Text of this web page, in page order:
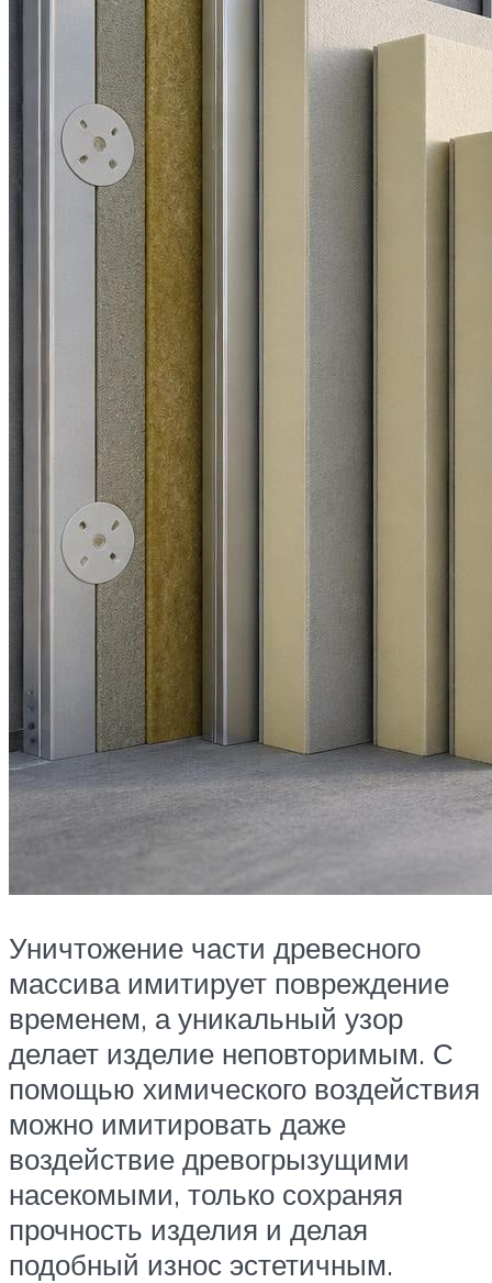
Уничтожение части древесного
массива имитирует повреждение
временем, а уникальный узор
делает изделие неповторимым. С
помощью химического воздействия
можно имитировать даже
воздействие древогрызущими
насекомыми, только сохраняя
прочность изделия и делая
подобный износ эстетичным.